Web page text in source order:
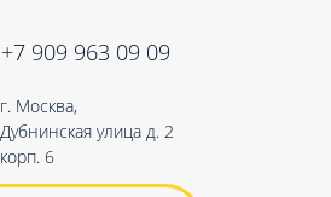
г. Москва,
Дубнинская улица д. 2
корп. 6
+7 909 963 09 09